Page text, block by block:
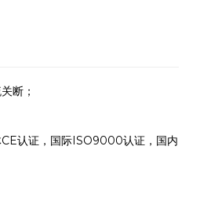
断；
认证，国际ISO9000认证，国内